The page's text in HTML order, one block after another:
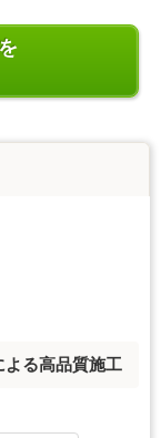
よる高品質施工